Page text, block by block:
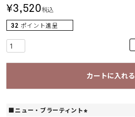
¥3,520税込
32 ポイント進呈
カートに入れる
■ニュー・ブラーティント